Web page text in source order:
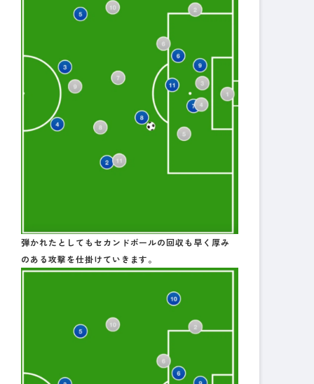
弾かれたとしてもセカンドボールの回収も早く厚み
のある攻撃を仕掛けていきます。